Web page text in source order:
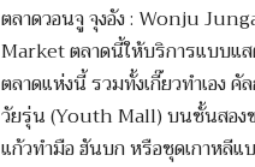
ตลาดวอนจู จุงอัง : Wonju
Market ตลาดนี้ให้บริการแบบแส
ตลาดแห่งนี้ รวมทั้งเกี๊ยวทำเอง
วัยรุ่น (Youth Mall) บนชั้นสองข
แก้วทำมือ ฮันบก หรือชุดเกาหลีแ